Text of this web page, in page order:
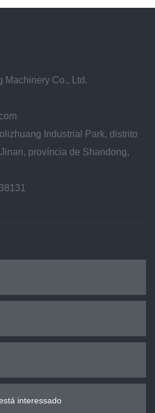
Machinery Co., Ltd.
Industrial Park, distrito
província de Shandong,